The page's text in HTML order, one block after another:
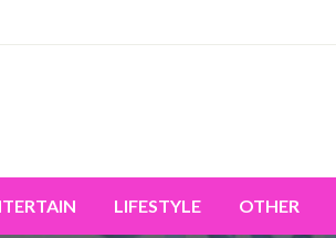
LIFESTYLE OTHER